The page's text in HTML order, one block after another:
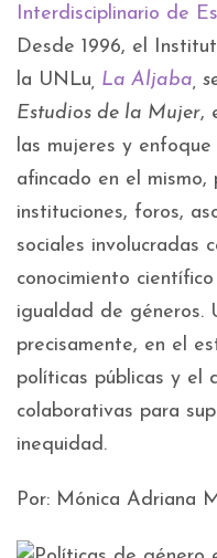
Interdisciplinario de
Desde 1996, el
la UNLu La Aljaba ,
Estudios de la Mujer,
las mujeres y
afincado en el
instituciones, foros,
sociales involucradas
conocimiento
igualdad de géneros.
precisamente, en el
políticas públicas y el
colaborativas para
inequidad.
Por: Mónica Adriana